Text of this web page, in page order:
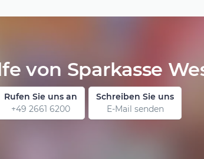
von Sparkasse
Rufen Sie uns an
+49 2661 6200
Schreiben Sie uns
E-Mail senden